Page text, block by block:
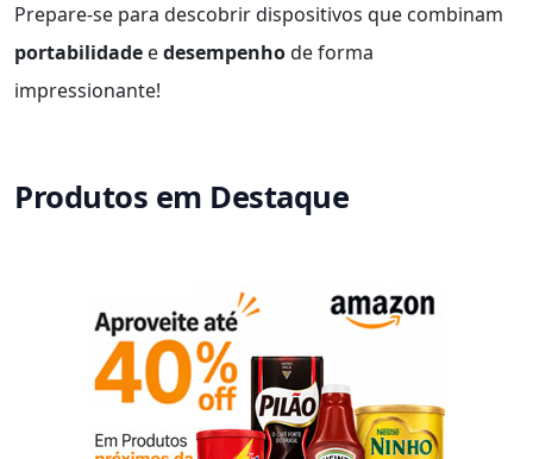
Prepare-se para descobrir dispositivos que combinam
portabilidade edesempenhode forma
impressionante!
Produtos em Destaque